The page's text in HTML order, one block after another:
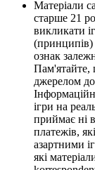
Матеріали
старше 21
викликати
(принципів)
ознак
Пам'ятайте,
джерелом
ігри на
приймає ні
платежів,
азартними
які